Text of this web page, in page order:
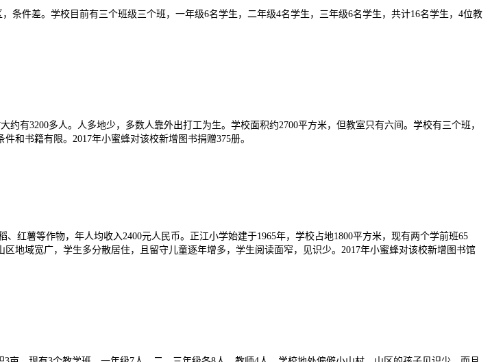
差。学校目前有三个班级三个班，一年级6名学生，二年级4名学生，三年级6名学生，共计16名学生，4位教
多人。人多地少，多数人靠外出打工为生。学校面积约2700平方米，但教室只有六间。学校有三个班，
和书籍有限。2017年小蜜蜂对该校新增图书捐赠375册。
等作物，年人均收入2400元人民币。正江小学始建于1965年，学校占地1800平方米，现有两个学前班65
地域宽广，学生多分散居住，且留守儿童逐年增多，学生阅读面窄，见识少。2017年小蜜蜂对该校新增图书馆